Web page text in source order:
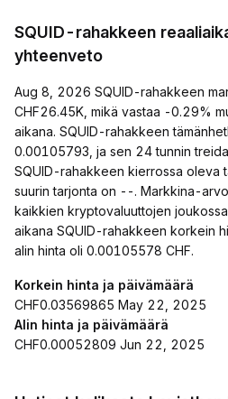
SQUID-rahakkeen
yhteenveto
Aug 8, 2026 SQUID-rahakkeen
CHF26.45K, mikä vastaa -0.29%
aikana. SQUID-rahakkeen
0.00105793, ja sen 24 tunnin
SQUID-rahakkeen kierrossa oleva
suurin tarjonta on --. Markkina-
kaikkien kryptovaluuttojen
aikana SQUID-rahakkeen korkein
alin hinta oli 0.00105578 CHF.
Korkein hinta ja päivämäärä
CHF0.03569865 May 22, 2025
Alin hinta ja päivämäärä
CHF0.00052809 Jun 22, 2025